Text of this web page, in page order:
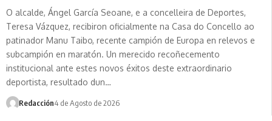
O alcalde, Ángel García Seoane, e a concelleira de Deportes,
Teresa Vázquez, recibiron oficialmente na Casa do Concello ao
patinador Manu Taibo, recente campión de Europa en relevos e
subcampión en maratón. Un merecido recoñecemento
institucional ante estes novos éxitos deste extraordinario
deportista, resultado dun…
Redacción4 de Agosto de 2026